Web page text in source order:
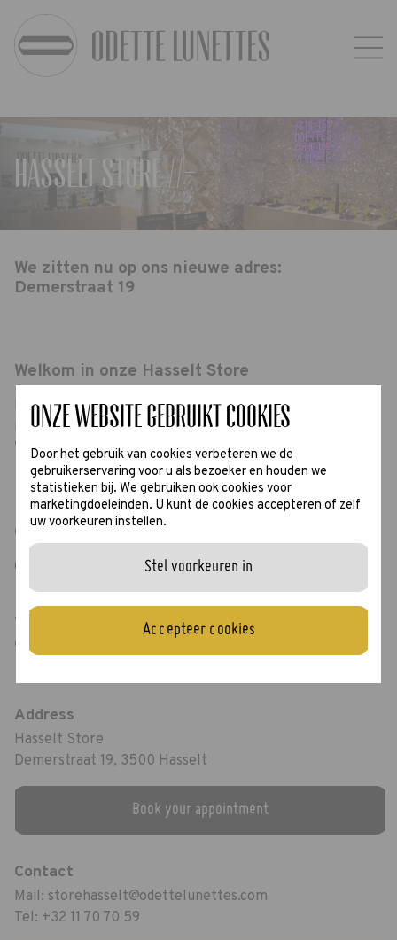
Hasselt Store //-
We zitten nu op ons nieuwe adres:
Demerstraat 19
Welkom in onze Hasselt Store
Ben je op zoek naar een nieuwe bril? Wil je graag onze
monturen passen? Of gewoon eens hallo komen zeggen?
We verwelkomen je graag!
Openingsuren
Open van maandag tot en met zaterdag: 10u00 - 18u00
Voor actuele openingsuren en koopzondagen bezoek de
Google Maps pagina
Address
Hasselt Store
Demerstraat 19, 3500 Hasselt
Book your appointment
Contact
Mail: storehasselt@odettelunettes.com
Tel: +32 11 70 70 59
Onze website gebruikt cookies
Door het gebruik van cookies verbeteren we de
gebruikerservaring voor u als bezoeker en houden we
statistieken bij. We gebruiken ook cookies voor
marketingdoeleinden. U kunt de cookies accepteren of zelf
uw voorkeuren instellen.
Stel voorkeuren in
Accepteer cookies